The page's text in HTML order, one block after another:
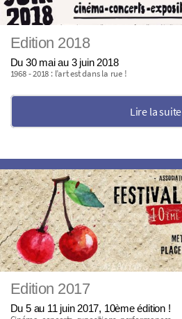
Edition 2018
Du 30 mai au 3 juin 2018
1968 - 2018 : l’art est dans la rue !
Lire la suite
Edition 2017
Du 5 au 11 juin 2017, 10ème édition !